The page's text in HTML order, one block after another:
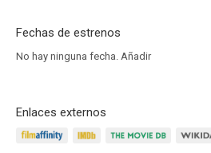
Fechas de estrenos
No hay ninguna fecha. Añadir
Enlaces externos